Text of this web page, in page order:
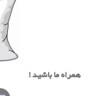
همراه ما باشید !